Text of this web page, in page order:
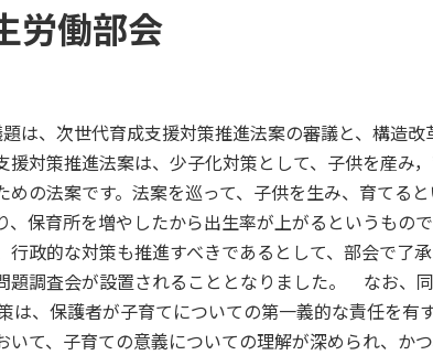
労働部会
は、次世代育成支援対策推進法案の審議と、構造改
対策推進法案は、少子化対策として、子供を産み
の法案です。法案を巡って、子供を生み、育てる
保育所を増やしたから出生率が上がるというもの
政的な対策も推進すべきであるとして、部会で了
題調査会が設置されることとなりました。 なお、
、保護者が子育てについての第一義的な責任を有
て、子育ての意義についての理解が深められ、か